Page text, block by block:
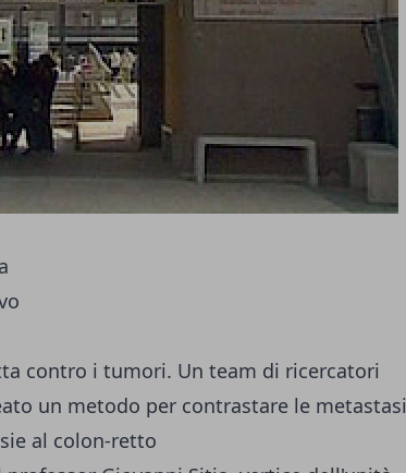
contro i tumori. Un team di ricercatori
un metodo per contrastare le metastasi
al colon-retto